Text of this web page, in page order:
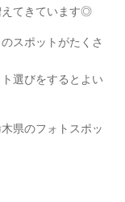
えてきています◎
スポットがたくさ
選びをするとよい
県のフォトスポッ